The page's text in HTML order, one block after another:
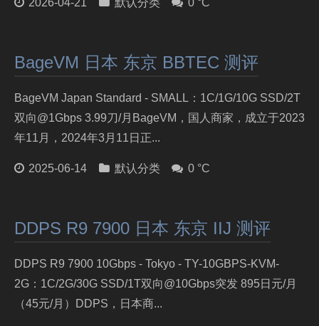
2026-04-21 默认分类 0 °C
BageVM 日本 东京 BBTEC 测评
BageVM Japan Standard - SMALL：1C/1G/10G SSD/2T
双向@1Gbps 3.99刀/月BageVM，国人商家，成立于2023
年11月，2024年3月11日正...
2025-06-14 默认分类 0 °C
DDPS R9 7900 日本 东京 IIJ 测评
DDPS R9 7900 10Gbps - Tokyo - TY-10GBPS-KVM-
2G：1C/2G/30G SSD/1T双向@10Gbps突发 895日元/月
（45元/月）DDPS，日本商...